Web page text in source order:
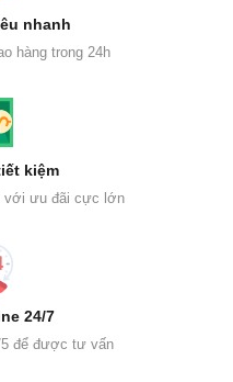
nhanh
hàng trong 24h
kiệm
với ưu đãi cực lớn
24/7
để được tư vấn